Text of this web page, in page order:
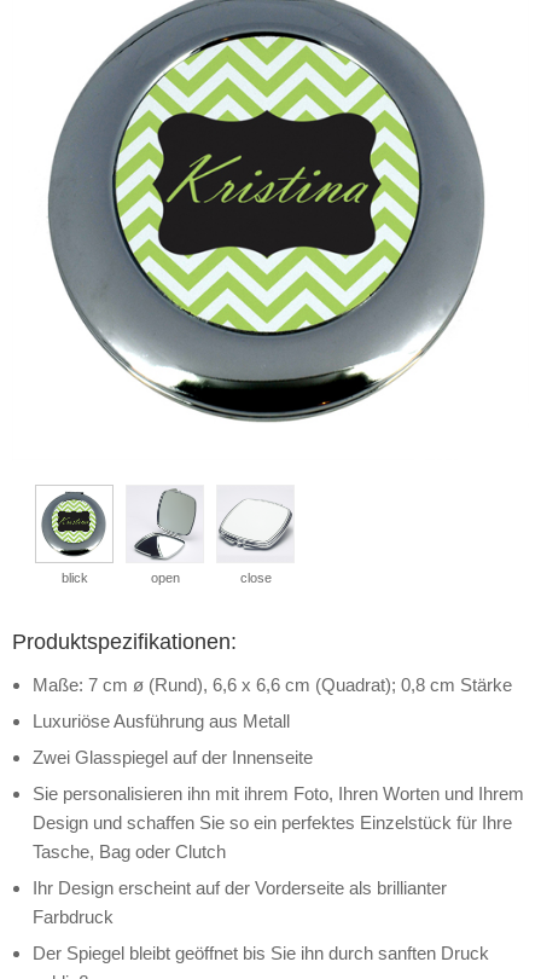
blick open close
Produktspezifikationen:
Maße: 7 cm ø (Rund), 6,6 x 6,6 cm (Quadrat); 0,8 cm Stärke
Luxuriöse Ausführung aus Metall
Zwei Glasspiegel auf der Innenseite
Sie personalisieren ihn mit ihrem Foto, Ihren Worten und Ihrem
Design und schaffen Sie so ein perfektes Einzelstück für Ihre
Tasche, Bag oder Clutch
Ihr Design erscheint auf der Vorderseite als brillianter
Farbdruck
Der Spiegel bleibt geöffnet bis Sie ihn durch sanften Druck